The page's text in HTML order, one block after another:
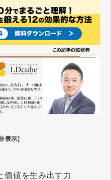
表示]
価値を生み出す力